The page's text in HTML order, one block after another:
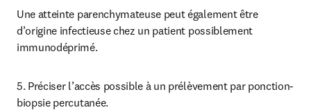
Une atteinte parenchymateuse peut également être
d’origine infectieuse chez un patient possiblement
immunodéprimé.
5. Préciser l’accès possible à un prélèvement par ponction-
biopsie percutanée.